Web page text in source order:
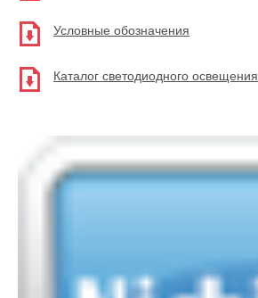
Условные обозначения
Каталог светодиодного освещения